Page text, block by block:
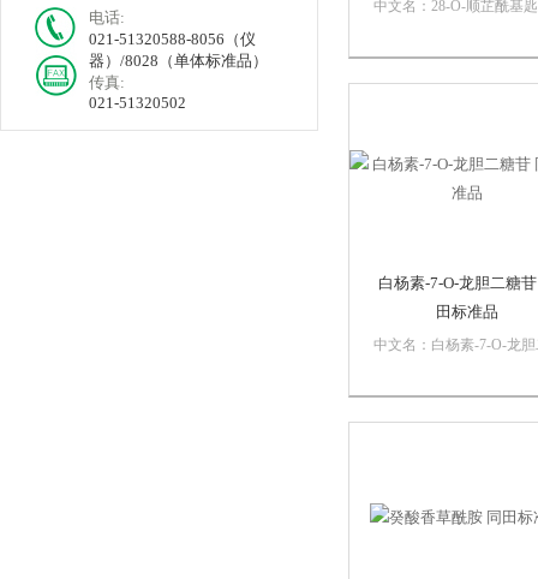
电话:
021-51320588-8056（仪
器）/8028（单体标准品）
传真:
021-51320502
中文名：28-O-顺芷酰基
Tigloylgymnemagenin, 28
白杨素-7-O-龙胆二糖
田标准品
中文名：白杨素-7-O-龙
gentiobiosideCas号：